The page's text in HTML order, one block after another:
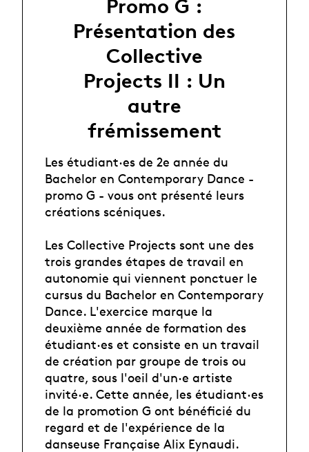
Promo G :
Présentation des
Collective
Projects II : Un
autre
frémissement
Les étudiant·es de 2e année du
Bachelor en Contemporary Dance -
promo G - vous ont présenté leurs
créations scéniques.
Les Collective Projects sont une des
trois grandes étapes de travail en
autonomie qui viennent ponctuer le
cursus du Bachelor en Contemporary
Dance. L'exercice marque la
deuxième année de formation des
étudiant·es et consiste en un travail
de création par groupe de trois ou
quatre, sous l'oeil d'un·e artiste
invité·e. Cette année, les étudiant·es
de la promotion G ont bénéficié du
regard et de l'expérience de la
danseuse Française Alix Eynaudi.